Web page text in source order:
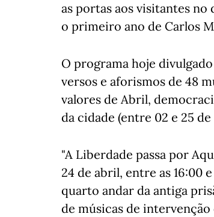
as portas aos visitantes no
o primeiro ano de Carlos
O programa hoje
versos e aforismos de 48
valores de Abril,
da cidade (entre 02 e 25
"A Liberdade passa por
24 de abril, entre as 16:00
quarto andar da antiga
de músicas de intervenção